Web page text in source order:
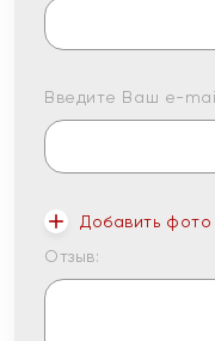
Введите Ваш e-
Добавить фото
Отзыв: